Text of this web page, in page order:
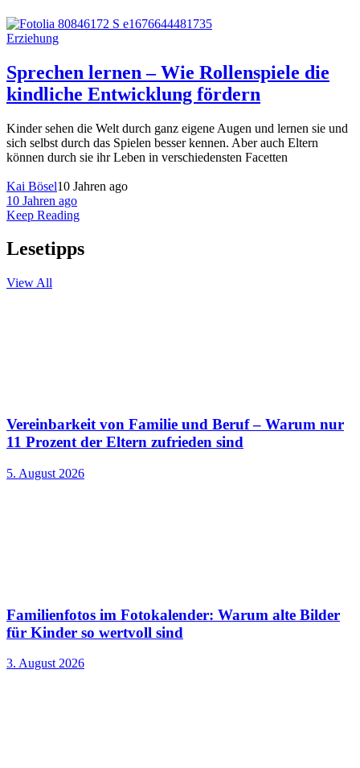
Erziehung
Sprechen lernen – Wie Rollenspiele die
kindliche Entwicklung fördern
Kinder sehen die Welt durch ganz eigene Augen und lernen sie und
sich selbst durch das Spielen besser kennen. Aber auch Eltern
können durch sie ihr Leben in verschiedensten Facetten
Kai Bösel10 Jahren ago
10 Jahren ago
Keep Reading
Lesetipps
View All
Vereinbarkeit von Familie und Beruf – Warum nur
11 Prozent der Eltern zufrieden sind
5. August 2026
Familienfotos im Fotokalender: Warum alte Bilder
für Kinder so wertvoll sind
3. August 2026